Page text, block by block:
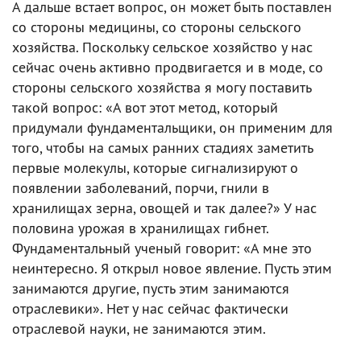
А дальше встает вопрос, он может быть поставлен
со стороны медицины, со стороны сельского
хозяйства. Поскольку сельское хозяйство у нас
сейчас очень активно продвигается и в моде, со
стороны сельского хозяйства я могу поставить
такой вопрос: «А вот этот метод, который
придумали фундаментальщики, он применим для
того, чтобы на самых ранних стадиях заметить
первые молекулы, которые сигнализируют о
появлении заболеваний, порчи, гнили в
хранилищах зерна, овощей и так далее?» У нас
половина урожая в хранилищах гибнет.
Фундаментальный ученый говорит: «А мне это
неинтересно. Я открыл новое явление. Пусть этим
занимаются другие, пусть этим занимаются
отраслевики». Нет у нас сейчас фактически
отраслевой науки, не занимаются этим.